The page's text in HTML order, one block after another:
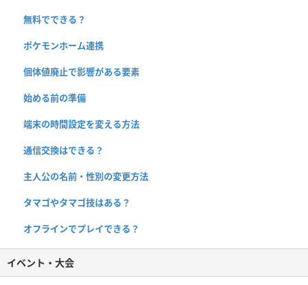
無料でできる？
ポケモンホーム連携
個体値廃止で影響がある要素
始める前の準備
端末の時間設定を変える方法
通信交換はできる？
主人公の名前・性別の変更方法
タマゴやタマゴ技はある？
オフラインでプレイできる？
イベント・大会